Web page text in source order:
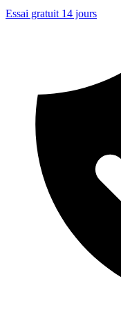
Essai gratuit 14 jours